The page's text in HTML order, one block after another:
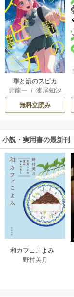
罪と罰のスピカ
井龍一 /瀬尾知汐
無料立読み
小説・実用書の最新刊
和カフェこよみ
五月くんの夏のお
野村美月